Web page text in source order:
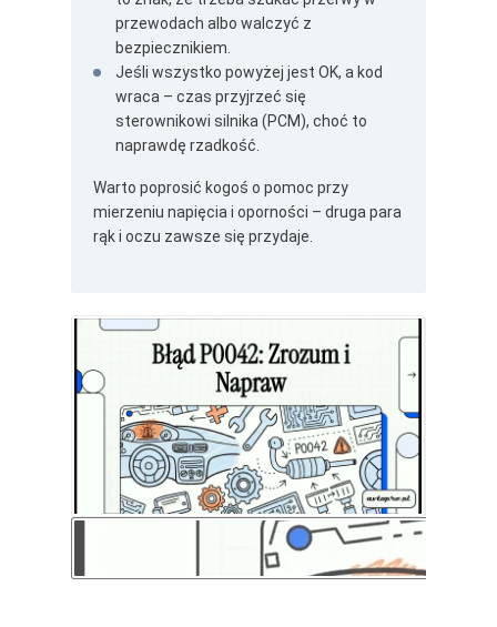
przewodach albo walczyć z
bezpiecznikiem.
Jeśli wszystko powyżej jest OK, a kod
wraca – czas przyjrzeć się
sterownikowi silnika (PCM), choć to
naprawdę rzadkość.
Warto poprosić kogoś o pomoc przy
mierzeniu napięcia i oporności – druga para
rąk i oczu zawsze się przydaje.